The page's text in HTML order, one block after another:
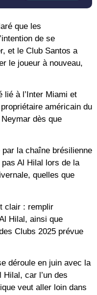
que les
de se
et le Club Santos a
le joueur à nouveau,
lié à l’Inter Miami et
américain du
dès que
la chaîne brésilienne
Al Hilal lors de la
quelles que
clair : remplir
Hilal, ainsi que
Clubs 2025 prévue
déroule en juin avec la
car l’un des
veut aller loin dans